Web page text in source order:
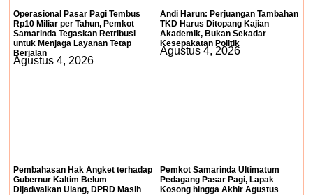
Operasional Pasar Pagi Tembus
Rp10 Miliar per Tahun, Pemkot
Samarinda Tegaskan Retribusi
untuk Menjaga Layanan Tetap
Berjalan
Agustus 4, 2026
Andi Harun: Perjuangan Tambahan
TKD Harus Ditopang Kajian
Akademik, Bukan Sekadar
Kesepakatan Politik
Agustus 4, 2026
Pembahasan Hak Angket terhadap
Gubernur Kaltim Belum
Dijadwalkan Ulang, DPRD Masih
Pemkot Samarinda Ultimatum
Pedagang Pasar Pagi, Lapak
Kosong hingga Akhir Agustus